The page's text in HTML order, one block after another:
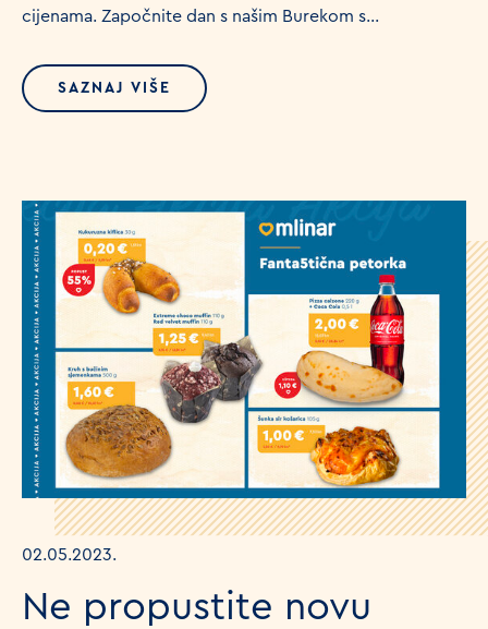
cijenama. Započnite dan s našim Burekom s...
SAZNAJ VIŠE
02.05.2023.
Ne propustite novu